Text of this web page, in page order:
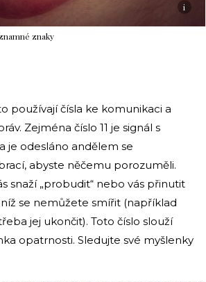
i
znaky
používají čísla ke komunikaci a
Zejména číslo 11 je signál s
je odesláno andělem se
abyste něčemu porozuměli.
snaží „probudit“ nebo vás přinutit
se nemůžete smířit (například
jej ukončit). Toto číslo slouží
opatrnosti. Sledujte své myšlenky